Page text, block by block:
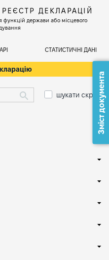
ДЕКЛАРАЦІЙ
функцій держави або місцевого
СТАТИСТИЧНІ ДАНІ
шукати скрізьЗміст документа